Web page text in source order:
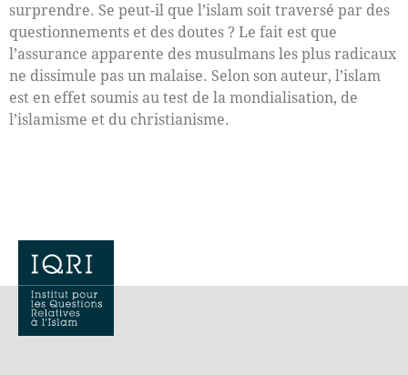
surprendre. Se peut-il que l’islam soit traversé par des
questionnements et des doutes ? Le fait est que
l’assurance apparente des musulmans les plus radicaux
ne dissimule pas un malaise. Selon son auteur, l’islam
est en effet soumis au test de la mondialisation, de
l’islamisme et du christianisme.